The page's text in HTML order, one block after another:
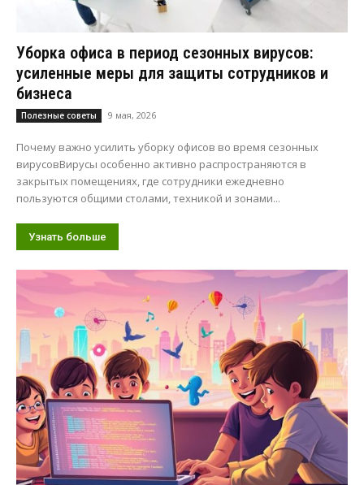
Уборка офиса в период сезонных вирусов:
усиленные меры для защиты сотрудников и
бизнеса
Полезные советы 9 мая, 2026
Почему важно усилить уборку офисов во время сезонных
вирусовВирусы особенно активно распространяются в
закрытых помещениях, где сотрудники ежедневно
пользуются общими столами, техникой и зонами...
Узнать больше